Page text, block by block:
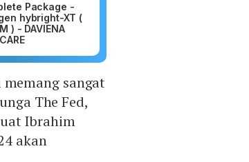
Package -
hybright-XT (
) - DAVIENA
sangat
The Fed,
Ibrahim
akan